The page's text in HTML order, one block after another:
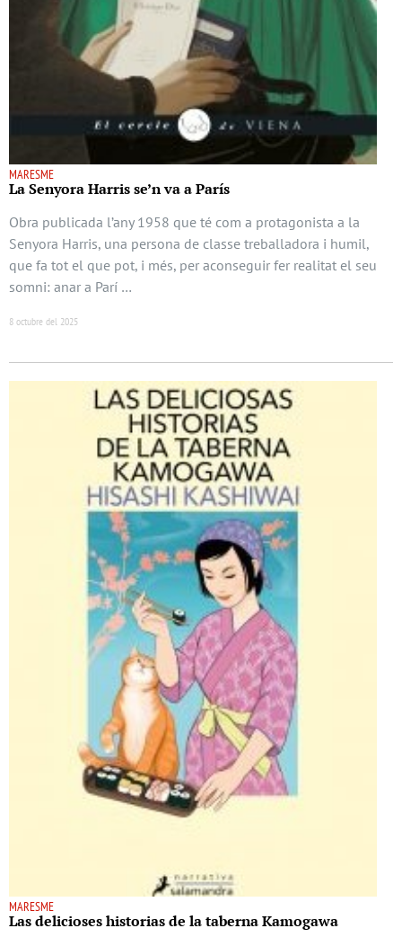
MARESME
La Senyora Harris se’n va a París
Obra publicada l’any 1958 que té com a protagonista a la
Senyora Harris, una persona de classe treballadora i humil,
que fa tot el que pot, i més, per aconseguir fer realitat el seu
somni: anar a Parí …
8 octubre del 2025
MARESME
Las delicioses historias de la taberna Kamogawa